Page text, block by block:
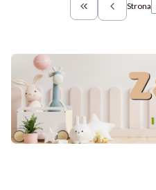
Wróć do Strona